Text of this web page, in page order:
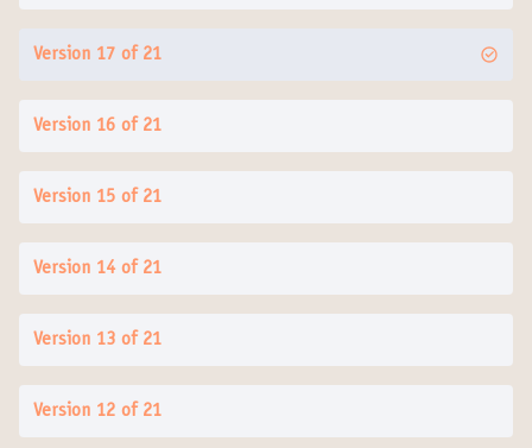
Version 17 of 21
Version 16 of 21
Version 15 of 21
Version 14 of 21
Version 13 of 21
Version 12 of 21